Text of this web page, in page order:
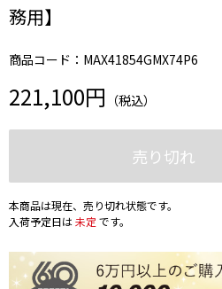
務用】
商品コード：MAX41854GMX74P6
221,100円 （税込）
売り切れ
本商品は現在、売り切れ状態です。
入荷予定日は未定 です。